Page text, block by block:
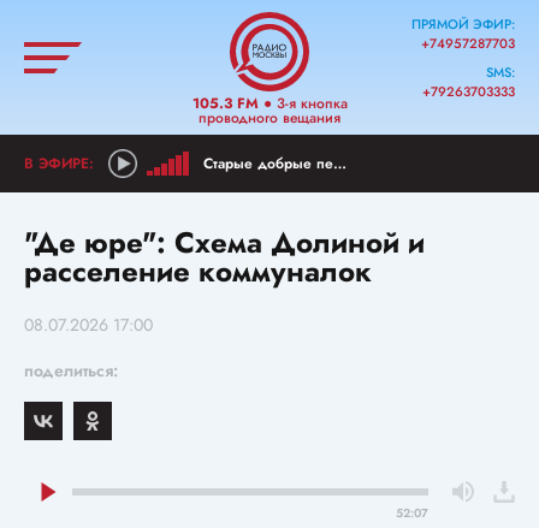
105.3 FM● 3-я кнопка
проводного вещания
ПРЯМОЙ ЭФИР:
+74957287703
SMS:
+79263703333
Старые добрые песни
"Де юре": Схема Долиной и
расселение коммуналок
08.07.2026 17:00
поделиться:
52:07